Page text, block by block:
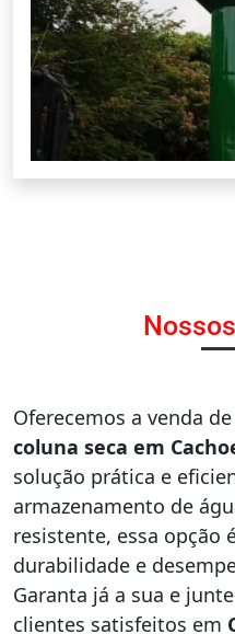
Oferecemos a venda de
coluna seca em
solução prática e
armazenamento de
resistente, essa opção
durabilidade e
Garanta já a sua e
clientes satisfeitos em